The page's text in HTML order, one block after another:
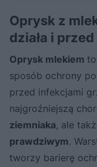
Oprysk z
działa i
Oprysk mlekiem
sposób ochrony
przed infekcjami
najgroźniejszą
ziemniaka, ale
prawdziwym.
tworzy barierę